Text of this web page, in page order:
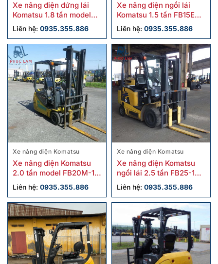
Xe nâng điện đứng lái
Komatsu 1.8 tấn model
FB18RL-15 cũ
Liên hệ: 0935.355.886
Xe nâng điện ngồi lái
Komatsu 1.5 tấn FB15EX-
11 cũ
Liên hệ: 0935.355.886
Xe nâng điện Komatsu
Xe nâng điện Komatsu
2.0 tấn model FB20M-12
cũ
Liên hệ: 0935.355.886
Xe nâng điện Komatsu
Xe nâng điện Komatsu
ngồi lái 2.5 tấn FB25-12
cũ sx 2020
Liên hệ: 0935.355.886